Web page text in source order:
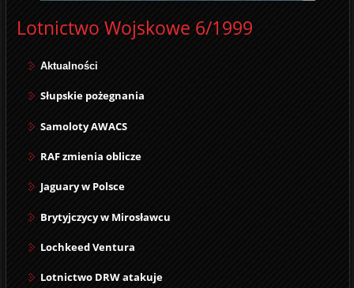
Lotnictwo Wojskowe 6/1999
Aktualności
Słupskie pożegnania
Samoloty AWACS
RAF zmienia oblicze
Jaguary w Polsce
Brytyjczycy w Mirosławcu
Lochkeed Ventura
Lotnictwo DRW atakuje